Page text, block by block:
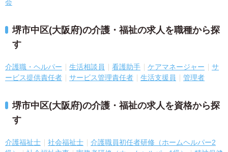
会
堺市中区(大阪府)の介護・福祉の求人を職種から探
す
介護職・ヘルパー 生活相談員 看護助手 ケアマネージャー
サ
ービス提供責任者
サービス管理責任者 生活支援員 管理者
堺市中区(大阪府)の介護・福祉の求人を資格から探
す
介護福祉士 社会福祉士
介護職員初任者研修（ホームヘルパー2